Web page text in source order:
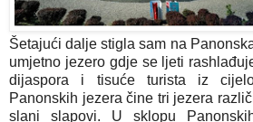
Šetajući dalje stigla sam na
umjetno jezero gdje se ljeti
dijaspora i tisuće turista iz
Panonskih jezera čine tri jezera
slani slapovi. U sklopu